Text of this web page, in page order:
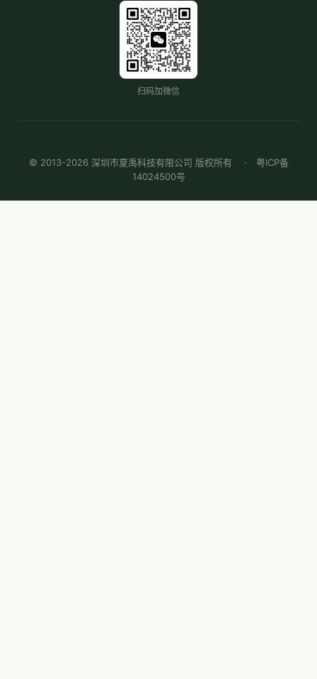
扫码加微信
© 2013-2026 深圳市夏禹科技有限公司 版权所有 · 粤ICP备
14024500号